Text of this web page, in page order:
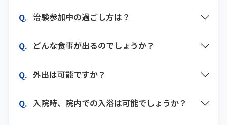
治験参加中の過ごし方は？
どんな食事が出るのでしょうか？
外出は可能ですか？
入院時、院内での入浴は可能でしょうか？